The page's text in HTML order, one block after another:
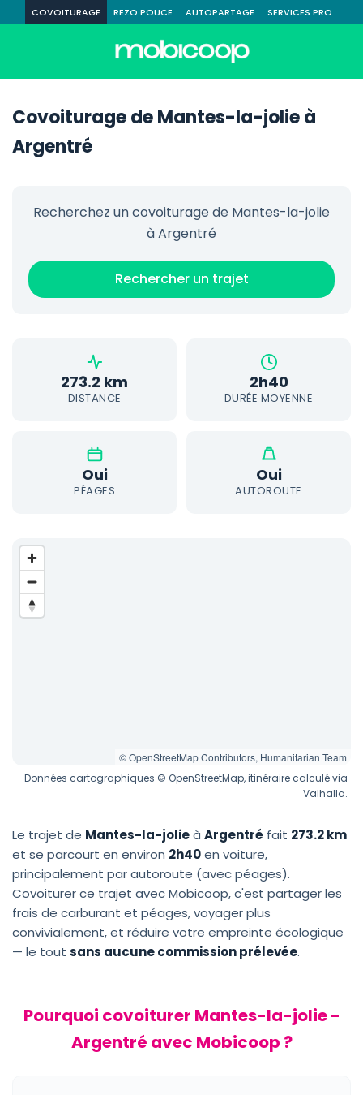
COVOITURAGE REZO POUCE AUTOPARTAGE SERVICES PRO
Covoiturage de Mantes-la-jolie à
Argentré
Recherchez un covoiturage de Mantes-la-jolie
à Argentré
Rechercher un trajet
273.2 km
DISTANCE
2h40
DURÉE MOYENNE
Oui
PÉAGES
Oui
AUTOROUTE
© OpenStreetMap Contributors, Humanitarian Team
Données cartographiques © OpenStreetMap, itinéraire calculé via
Valhalla.
Le trajet de Mantes-la-jolieà Argentré fait 273.2 km
et se parcourt en environ 2h40en voiture,
principalement par autoroute (avec péages).
Covoiturer ce trajet avec Mobicoop, c'est partager les
frais de carburant et péages, voyager plus
convivialement, et réduire votre empreinte écologique
— le tout sans aucune commission prélevée.
Pourquoi covoiturer Mantes-la-jolie -
Argentré avec Mobicoop ?